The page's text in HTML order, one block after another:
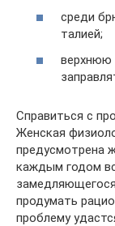
среди
талией;
верхнюю
Справиться с
Женская
предусмотрена
каждым годом
продумать
проблему